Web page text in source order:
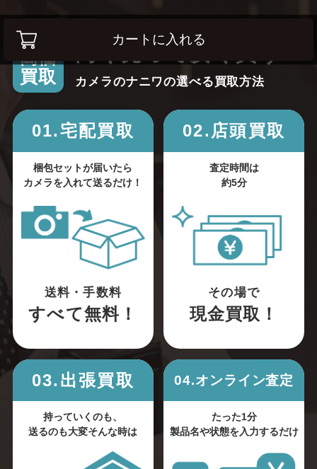
カートに入れる
高価
買取
カメラのナニワの選べる買取方法
01.宅配買取
梱包セットが届いたら
カメラを入れて送るだけ！
送料・手数料
すべて無料！
02.店頭買取
査定時間は
約5分
その場で
現金買取！
03.出張買取
持っていくのも、
送るのも大変そんな時は
04.オンライン査定
たった1分
製品名や状態を入力するだけ